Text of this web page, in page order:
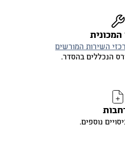
המכונית
השירות המורשים
הנכללים בהסדר.
נוספים.